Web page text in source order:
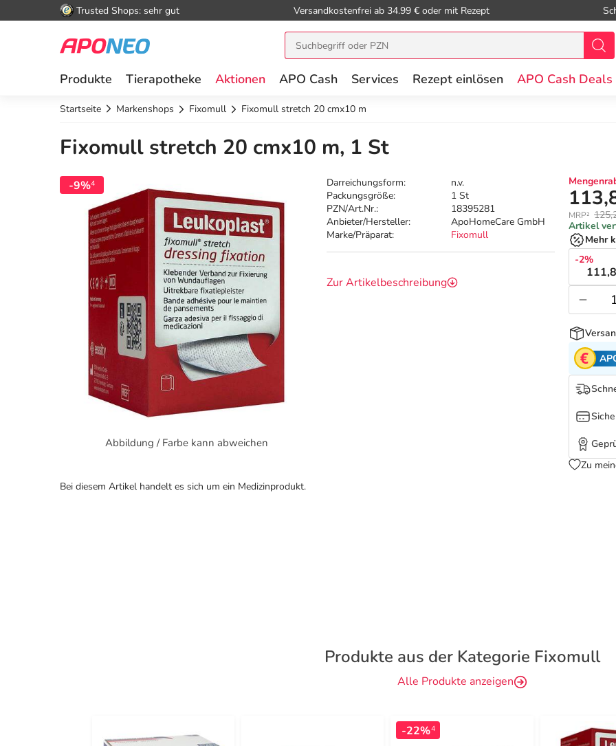
Trusted Shops: sehr gut Versandkostenfrei ab 34.99 € oder mit Rezept
Produkte Tierapotheke Aktionen APO Cash Services Rezept einlösen APO Cash Deals
Startseite Markenshops Fixomull Fixomull stretch 20 cmx10 m
Fixomull stretch 20 cmx10 m, 1 St
-9%4
Abbildung / Farbe kann abweichen
Darreichungsform:
n.v.
Packungsgröße:
1 St
PZN/Art.Nr.:
18395281
Anbieter/Hersteller:
ApoHomeCare GmbH
Marke/Präparat:
Fixomull
Zur Artikelbeschreibung
MRP²
Artikel
Mehr
-2%
Zu
Bei diesem Artikel handelt es sich um ein Medizinprodukt.
Produkte aus der Kategorie Fixomull
Alle Produkte anzeigen
-22%4